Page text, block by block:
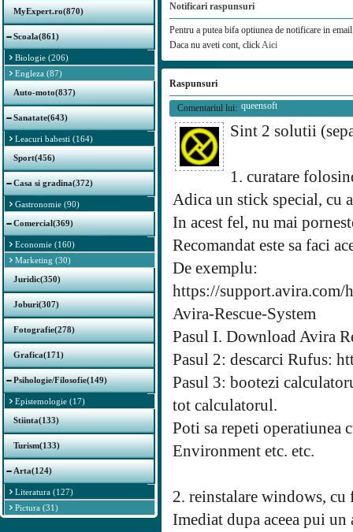
MyExpert.ro(870)
Scoala(861)
Biologie (206)
Engleza (87)
Auto-moto(837)
Sanatate(643)
Leacuri babesti (164)
Sport(456)
Casa si gradina(372)
Gastronomie (90)
Comercial(369)
Economie (160)
Marketing (30)
Juridic(350)
Joburi(307)
Fotografie(278)
Grafica(171)
Psihologie/Filosofie(149)
Epistemologie (17)
Stiinta(133)
Turism(133)
Arta(124)
Literatura (127)
Pictura (31)
Notificari raspunsuri
Pentru a putea bifa optiunea de notificare in
Daca nu aveti cont, clickAici
Raspunsuri
Comentariul lui: queensoft
Sint 2 solutii
1. curatare
Adica un stick special,
In acest fel, nu mai
Recomandat este sa faci
De exemplu:
https://support.avira.com/
Avira-Rescue-System
Pasul I. Download Avira
Pasul 2: descarci Rufus:
Pasul 3: bootezi
tot calculatorul.
Poti sa repeti operatiunea
Environment etc. etc.
2. reinstalare windows,
Imediat dupa aceea pui